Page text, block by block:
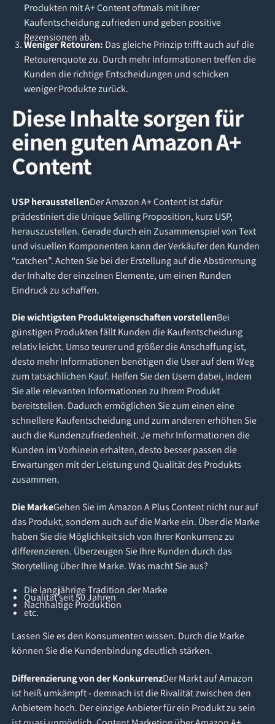
Produkten mit A+ Content oftmals mit ihrer
Kaufentscheidung zufrieden und geben positive
Rezensionen ab.
Weniger Retouren: Das gleiche Prinzip trifft auch auf die
Retourenquote zu. Durch mehr Informationen treffen die
Kunden die richtige Entscheidungen und schicken
weniger Produkte zurück.
Diese Inhalte sorgen für
einen guten Amazon A+
Content
USP herausstellenDer Amazon A+ Content ist dafür
prädestiniert die Unique Selling Proposition, kurz USP,
herauszustellen. Gerade durch ein Zusammenspiel von Text
und visuellen Komponenten kann der Verkäufer den Kunden
“catchen”. Achten Sie bei der Erstellung auf die Abstimmung
der Inhalte der einzelnen Elemente, um einen Runden
Eindruck zu schaffen.
Die wichtigsten Produkteigenschaften vorstellenBei
günstigen Produkten fällt Kunden die Kaufentscheidung
relativ leicht. Umso teurer und größer die Anschaffung ist,
desto mehr Informationen benötigen die User auf dem Weg
zum tatsächlichen Kauf. Helfen Sie den Usern dabei, indem
Sie alle relevanten Informationen zu Ihrem Produkt
bereitstellen. Dadurch ermöglichen Sie zum einen eine
schnellere Kaufentscheidung und zum anderen erhöhen Sie
auch die Kundenzufriedenheit. Je mehr Informationen die
Kunden im Vorhinein erhalten, desto besser passen die
Erwartungen mit der Leistung und Qualität des Produkts
zusammen.
Die MarkeGehen Sie im Amazon A Plus Content nicht nur auf
das Produkt, sondern auch auf die Marke ein. Über die Marke
haben Sie die Möglichkeit sich von Ihrer Konkurrenz zu
differenzieren. Überzeugen Sie Ihre Kunden durch das
Storytelling über Ihre Marke. Was macht Sie aus?
Die langjährige Tradition der Marke
Qualität seit 50 Jahren
Nachhaltige Produktion
etc.
Lassen Sie es den Konsumenten wissen. Durch die Marke
können Sie die Kundenbindung deutlich stärken.
Differenzierung von der KonkurrenzDer Markt auf Amazon
ist heiß umkämpft - demnach ist die Rivalität zwischen den
Anbietern hoch. Der einzige Anbieter für ein Produkt zu sein